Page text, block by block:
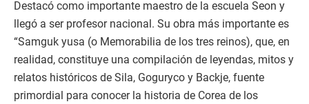
Destacó como importante maestro de la escuela Seon y
llegó a ser profesor nacional. Su obra más importante es
“Samguk yusa (o Memorabilia de los tres reinos), que, en
realidad, constituye una compilación de leyendas, mitos y
relatos históricos de Sila, Goguryco y Backje, fuente
primordial para conocer la historia de Corea de los